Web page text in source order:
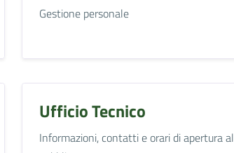
Gestione personale
Ufficio Tecnico
Informazioni, contatti e orari di apertura al